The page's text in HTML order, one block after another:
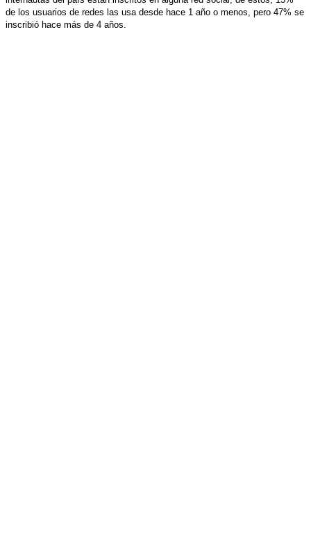
de los usuarios de redes las usa desde hace 1 año o menos, pero 47% se
inscribió hace más de 4 años.